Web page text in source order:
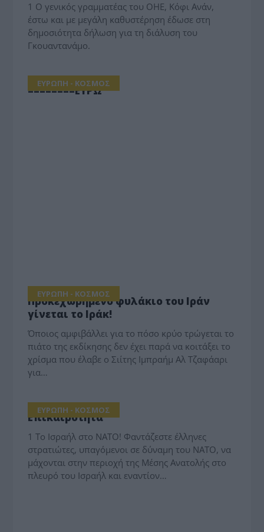
1 Ο γενικός γραμματέας του ΟΗΕ, Κόφι Ανάν,
έστω και με μεγάλη καθυστέρηση έδωσε στη
δημοσιότητα δήλωση για τη διάλυση του
Γκουαντανάμο.
ΕΥΡΩΠΗ - ΚΟΣΜΟΣ
========ΕΥΡΩ
ΕΥΡΩΠΗ - ΚΟΣΜΟΣ
Προκεχωρημένο φυλάκιο του Ιράν
γίνεται το Ιράκ!
Όποιος αμφιβάλλει για το πόσο κρύο τρώγεται το
πιάτο της εκδίκησης δεν έχει παρά να κοιτάξει το
χρίσμα που έλαβε ο Σιίτης Ιμπραήμ Αλ Τζαφάαρι
για…
ΕΥΡΩΠΗ - ΚΟΣΜΟΣ
Επικαιρότητα
1 Το Ισραήλ στο ΝΑΤΟ! Φαντάζεστε έλληνες
στρατιώτες, υπαγόμενοι σε δύναμη του ΝΑΤΟ, να
μάχονται στην περιοχή της Μέσης Ανατολής στο
πλευρό του Ισραήλ και εναντίον…